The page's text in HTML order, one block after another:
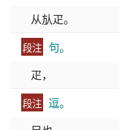
从㫃疋。
段注 句。
疋，
段注 逗。